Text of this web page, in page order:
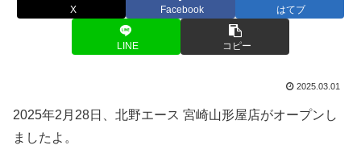
X Facebook はてブ
LINE コピー
2025.03.01
2025年2月28日、北野エース 宮崎山形屋店がオープンし
ましたよ。